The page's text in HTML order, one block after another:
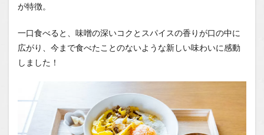
が特徴。
一口食べると、味噌の深いコクとスパイスの香りが口の中に
広がり、今まで食べたことのないような新しい味わいに感動
しました！